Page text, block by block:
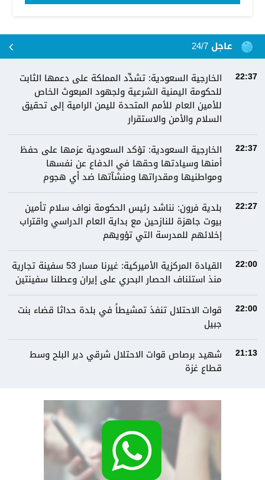
عاجل 24/7
22:37
الخارجية السعودية: تشدِّد المملكة على دعمها الثابت
للحكومة اليمنية الشرعية ولجهود المبعوث الخاص
للأمين العام للأمم المتحدة لليمن الرامية إلى تحقيق
السلام والأمن والاستقرار
22:37
الخارجية السعودية: تؤكد السعودية عزمها على حفظ
أمنها وسيادتها وحقها في الدفاع عن نفسها
ومواطنيها ومقدراتها ومنشآتها ضد أي هجوم
22:27
بلدية فرون: نناشد رئيس الحكومة نواف سلام تأمين
بيوت جاهزة للنازحين مع بداية العام الدراسي واقتراب
إخلائهم للمدرسة التي تؤويهم
22:00
القيادة المركزية الأميركية: غيرنا مسار 53 سفينة تجارية
منذ استئناف الحصار البحري على إيران وعطلنا سفينتين
22:00
قوات الاحتلال تنفذ تمشيطاً في بلدة حداثا قضاء بنت
جبيل
21:13
شهيد برصاص قوات الاحتلال شرقي دير البلح وسط
قطاع غزة